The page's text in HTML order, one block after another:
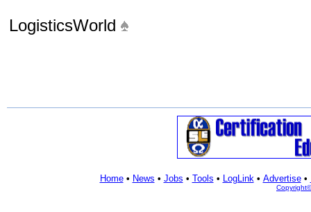
LogisticsWorld
Home• News • Jobs • Tools • LogLink• Advertise•
Copyright©